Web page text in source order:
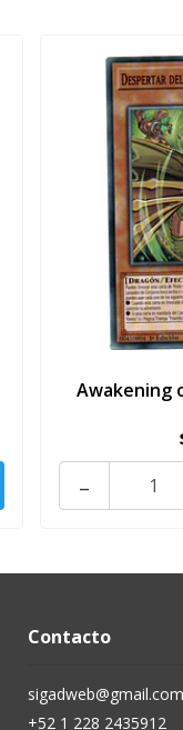
Awakening
-
Contacto
sigadweb@gmail.com
+52 1 228 2435912